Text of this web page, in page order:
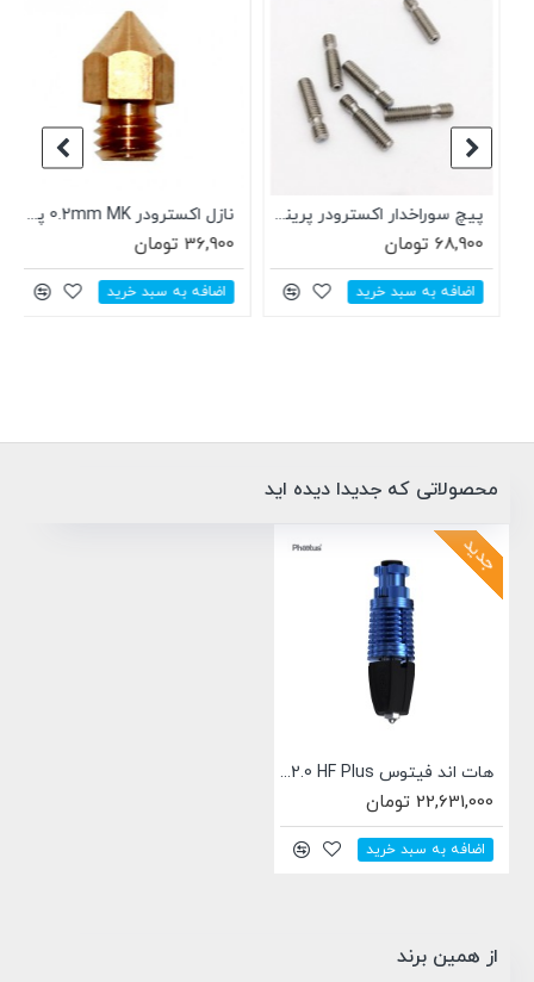
پیچ سوراخدار اکسترودر پرینتر سه بعدی MK8 M6X26 همراه با لوله تفلون
68,900 تومان
اضافه به سبد خرید
نازل اکسترودر 0.2mm MK پرینتر سه بعدی مناسب فیلامنت 1.75 میلیمتری
36,900 تومان
اضافه به سبد خرید
محصولاتی که جدیدا دیده اید
جدید
هات اند فیتوس Phaetus Rapido 2.0 HF Plus
22,631,000 تومان
اضافه به سبد خرید
از همین برند